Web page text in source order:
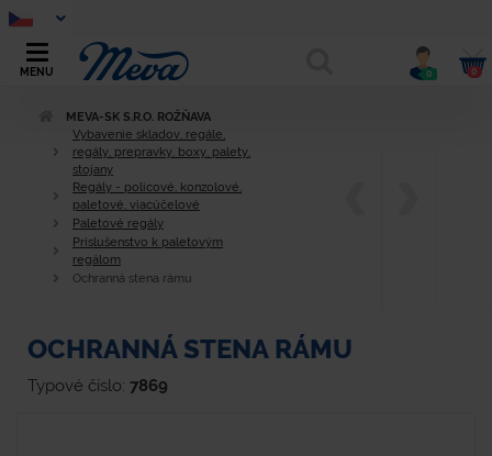
MENU 0 0
MEVA-SK S.R.O. ROŽŇAVA
Vybavenie skladov, regále,
regály, prepravky, boxy, palety,
stojany
Regály - policové, konzolové,
paletové, viacúčelové
Paletové regály
Príslušenstvo k paletovým
regálom
Ochranná stena rámu
OCHRANNÁ STENA RÁMU
Typové číslo: 7869